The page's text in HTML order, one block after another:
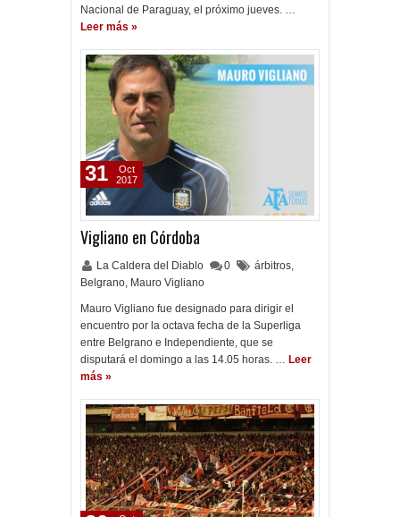
Nacional de Paraguay, el próximo jueves. …
Leer más »
Vigliano en Córdoba
La Caldera del Diablo 0 árbitros,
Belgrano, Mauro Vigliano
Mauro Vigliano fue designado para dirigir el
encuentro por la octava fecha de la Superliga
entre Belgrano e Independiente, que se
disputará el domingo a las 14.05 horas. … Leer
más »
31
Oct
2017